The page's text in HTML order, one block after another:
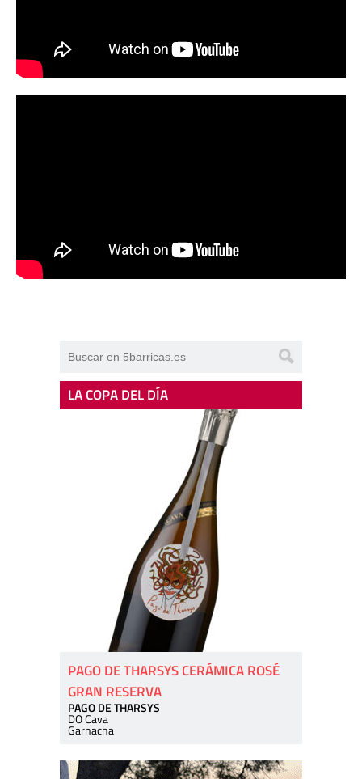
LA COPA DEL DÍA
PAGO DE THARSYS CERÁMICA ROSÉ
GRAN RESERVA
PAGO DE THARSYS
DO Cava
Garnacha